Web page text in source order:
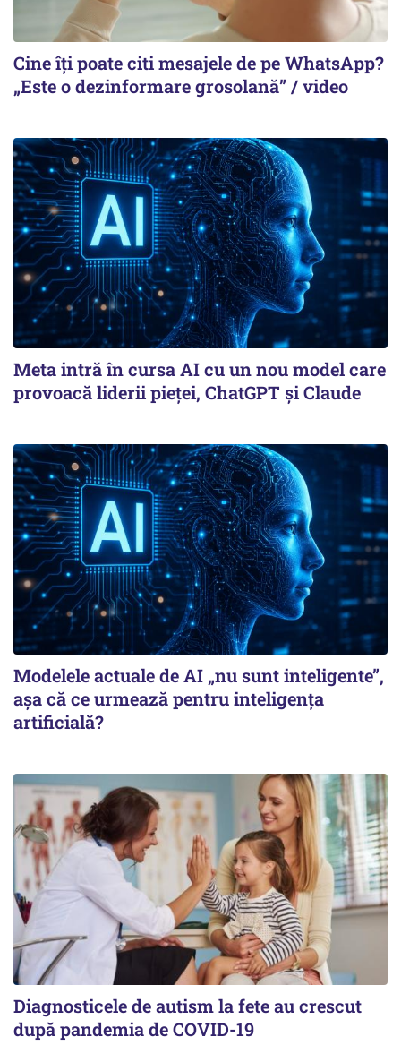
Cine îți poate citi mesajele de pe WhatsApp?
„Este o dezinformare grosolană” / video
Meta intră în cursa AI cu un nou model care
provoacă liderii pieței, ChatGPT și Claude
Modelele actuale de AI „nu sunt inteligente”,
așa că ce urmează pentru inteligența
artificială?
Diagnosticele de autism la fete au crescut
după pandemia de COVID-19